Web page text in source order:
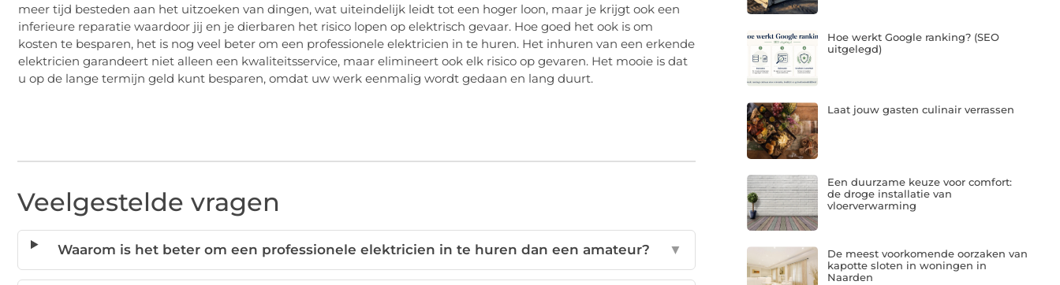
meer tijd besteden aan het uitzoeken van dingen, wat uiteindelijk leidt tot een hoger loon, maar je krijgt ook een
inferieure reparatie waardoor jij en je dierbaren het risico lopen op elektrisch gevaar. Hoe goed het ook is om
kosten te besparen, het is nog veel beter om een ​​professionele elektricien in te huren. Het inhuren van een erkende
elektricien garandeert niet alleen een kwaliteitsservice, maar elimineert ook elk risico op gevaren. Het mooie is dat
u op de lange termijn geld kunt besparen, omdat uw werk eenmalig wordt gedaan en lang duurt.
Veelgestelde vragen
Waarom is het beter om een professionele elektricien in te huren dan een amateur? ▼
Hoe werkt Google ranking? (SEO
uitgelegd)
Laat jouw gasten culinair verrassen
Een duurzame keuze voor comfort:
de droge installatie van
vloerverwarming
De meest voorkomende oorzaken van
kapotte sloten in woningen in
Naarden